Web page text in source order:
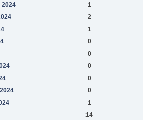
2024
1
2
1
0
0
0
0
0
1
14